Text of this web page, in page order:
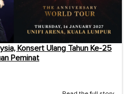
Konsert Ulang Tahun Ke-25
Peminat